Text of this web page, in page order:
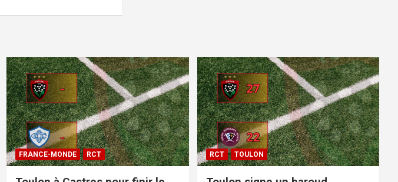
FRANCE-MONDE RCT RCT TOULON